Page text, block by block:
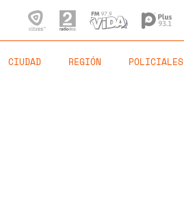
CIUDAD REGIÓN POLICIALES